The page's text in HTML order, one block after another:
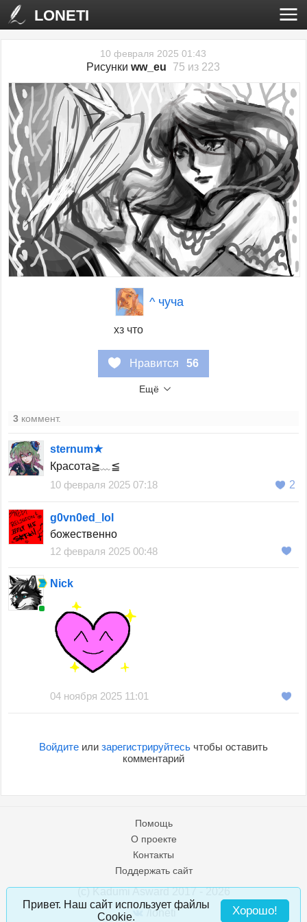
LONETI
10 февраля 2025 01:43
Рисункиww_eu 75 из 223
‹ ›
^ чуча
хз что
Нравится 56
Ещё
3 коммент.
sternum★
Красота≧﹏≦
10 февраля 2025 07:18
2
g0vn0ed_lol
божественно
12 февраля 2025 00:48
Nick
04 ноября 2025 11:01
Войдитеили зарегистрируйтесьчтобы оставить
комментарий
/loneti
(c) Kadumi Asward 2017 - 2026 :)
Помощь
О проекте
Контакты
Поддержать сайт
Привет. Наш сайт использует файлы
Cookie.
Хорошо!